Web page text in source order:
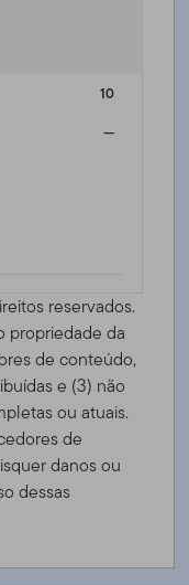
10
—
reservados.
propriedade da
de conteúdo,
e (3) não
ou atuais.
de
danos ou
dessas